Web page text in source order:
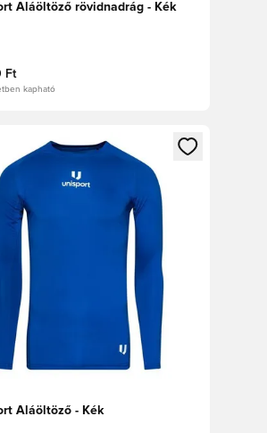
Aláöltöző rövidnadrág - Kék
Ft
kapható
való regisztrációhoz
egy modált a bejelentkezéshez vagy a
Aláöltöző - Kék